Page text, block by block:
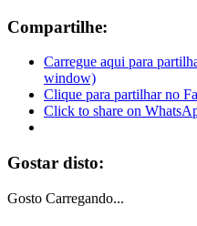
Compartilhe:
Carregue aqui para
window)
Clique para partilhar no
Click to share on
Gostar disto:
Gosto Carregando...